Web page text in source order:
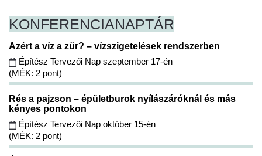
KONFERENCIANAPTÁR
Azért a víz a zűr? – vízszigetelések rendszerben
Építész Tervezői Nap szeptember 17-én
(MÉK: 2 pont)
Rés a pajzson – épületburok nyílászáróknál és más
kényes pontokon
Építész Tervezői Nap október 15-én
(MÉK: 2 pont)